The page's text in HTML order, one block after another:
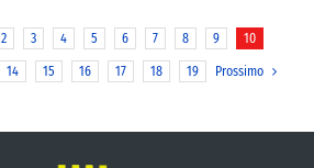
2 3 4 5 6 7 8 9 10
14 15 16 17 18 19 Prossimo